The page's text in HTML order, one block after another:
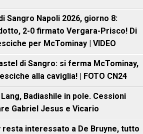
Sangro Napoli 2026, giorno 8:
2-0 firmato Vergara-Prisco! Di
per McTominay | VIDEO
di Sangro: si ferma McTominay,
alla caviglia! | FOTO CN24
Badiashile in pole. Cessioni
Gabriel Jesus e Vicario
resta interessato a De Bruyne, tutto